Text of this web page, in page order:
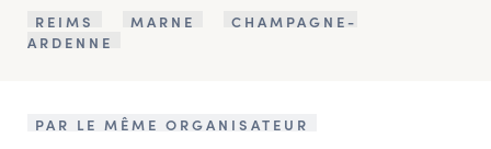
REIMS
MARNE
CHAMPAGNE-
ARDENNE
PAR LE MÊME ORGANISATEUR